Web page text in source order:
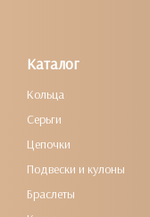
Каталог
Кольца
Серьги
Цепочки
Подвески и кулоны
Браслеты